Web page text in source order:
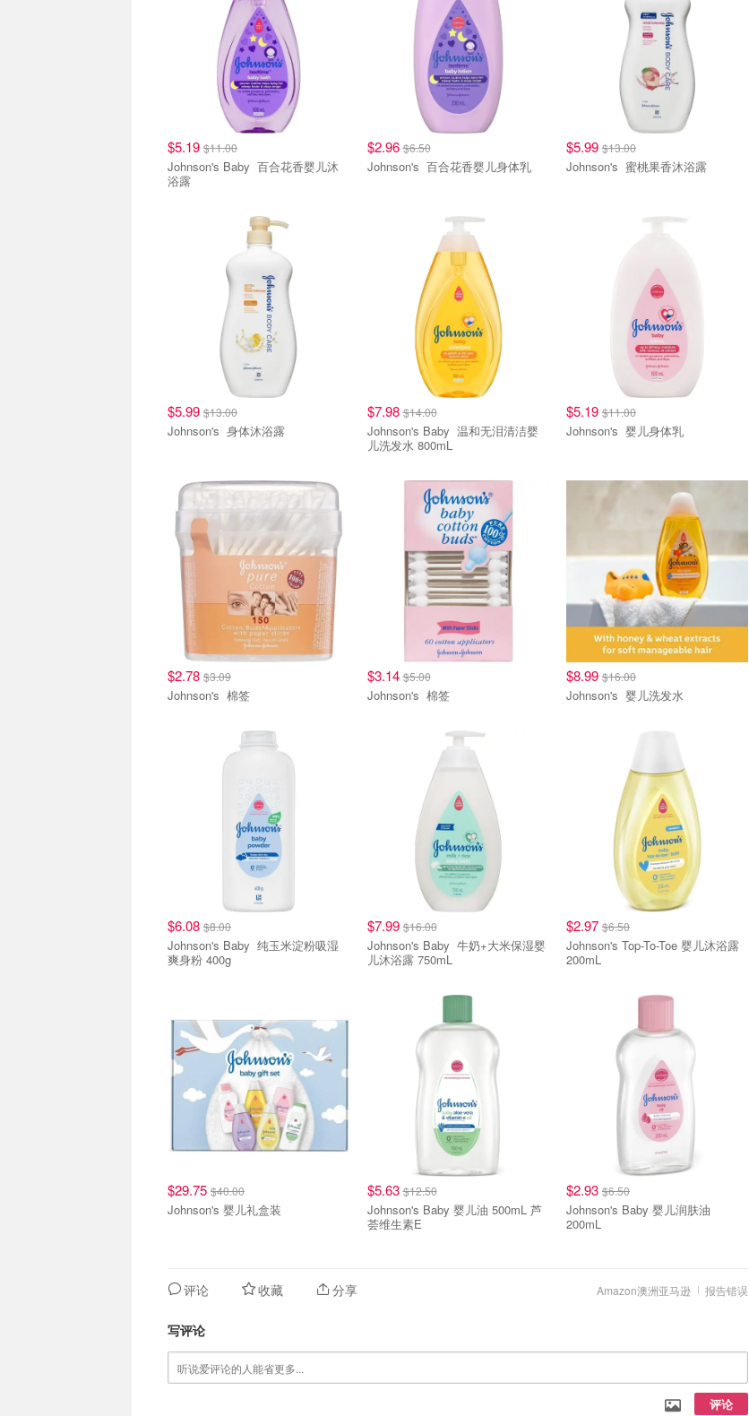
$5.19 $11.00
Johnson's Baby 百合花香婴儿沐
浴露
$2.96$6.50
Johnson's 百合花香婴儿身体乳
$5.99 $13.00
Johnson's 蜜桃果香沐浴露
$5.99 $13.00
Johnson's 身体沐浴露
$7.98$14.00
Johnson's Baby 温和无泪清洁婴
儿洗发水 800mL
$5.19 $11.00
Johnson's 婴儿身体乳
$2.78 $3.09
Johnson's 棉签
$3.14$5.00
Johnson's 棉签
$8.99 $16.00
Johnson's 婴儿洗发水
$6.08 $8.00
Johnson's Baby 纯玉米淀粉吸湿
爽身粉 400g
$7.99$16.00
Johnson's Baby 牛奶+大米保湿婴
儿沐浴露 750mL
$2.97 $6.50
Johnson's Top-To-Toe 婴儿沐浴露
200mL
$29.75 $40.00
Johnson's 婴儿礼盒装
$5.63$12.50
Johnson's Baby 婴儿油 500mL 芦
荟维生素E
$2.93 $6.50
Johnson's Baby 婴儿润肤油
200mL
报告错误
Amazon澳洲亚马逊
评论 收藏 分享
写评论
评论